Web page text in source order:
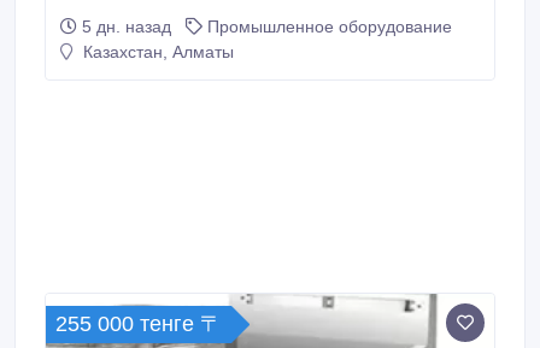
тарелок, стаканов, бокалов, столовых приборов, а
также гастроемкостей и противней. Модель
5 дн. назад
Промышленное оборудование
Казахстан, Алматы
255 000 тенге 〒